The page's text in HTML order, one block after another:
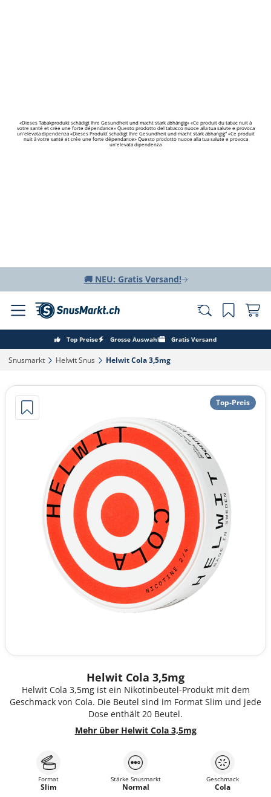
«Dieses Tabakprodukt schädigt Ihre Gesundheit und macht stark abhängig» «Ce produit du tabac nuit à
votre santé et crée une forte dépendance» Questo prodotto del tabacco nuoce alla tua salute e provoca
un'elevata dipendenza «Dieses Produkt schadigt Ihre Gesundheit und macht stark abhangig" «Ce produit
nuit à votre santé et crée une forte dépendance» Questo prodotto nuoce alla tua salute e provoca
un'elevata dipendenza
🚚 NEU: Gratis Versand!
Top Preise Grosse Auswahl Gratis Versand
Snusmarkt‎ Helwit Snus‎ Helwit Cola 3,5mg‎
Top-Preis
Helwit Cola 3,5mg
Helwit Cola 3,5mg ist ein Nikotinbeutel-Produkt mit dem
Geschmack von Cola. Die Beutel sind im Format Slim und jede
Dose enthält 20 Beutel.
Mehr über Helwit Cola 3,5mg
Format
Slim
Stärke Snusmarkt
Normal
Geschmack
Cola